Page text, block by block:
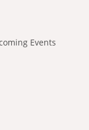
Events